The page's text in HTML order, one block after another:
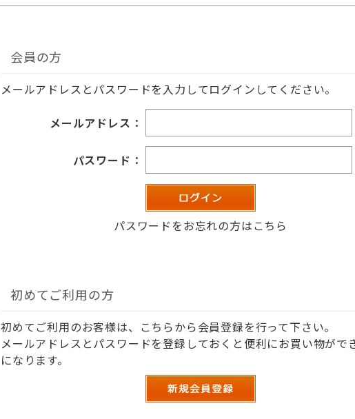
会員の方
メールアドレスとパスワードを入力してログインしてください。
メールアドレス：
パスワード：
パスワードをお忘れの方はこちら
初めてご利用の方
初めてご利用のお客様は、こちらから会員登録を行って下さい。
メールアドレスとパスワードを登録しておくと便利にお買い物がで
になります。